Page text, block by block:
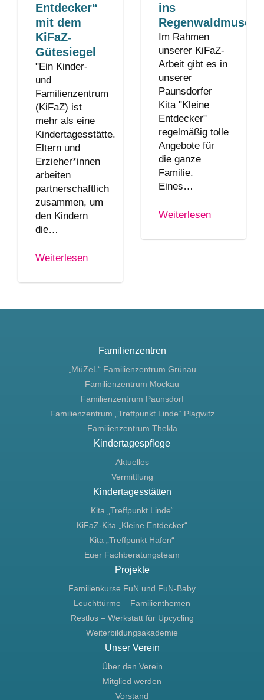
Entdecker“
mit dem
KiFaZ-
Gütesiegel
"Ein Kinder-
und
Familienzentrum
(KiFaZ) ist
mehr als eine
Kindertagesstätte.
Eltern und
Erzieher*innen
arbeiten
partnerschaftlich
zusammen, um
den Kindern
die…
Weiterlesen
ins
Im Rahmen
unserer KiFaZ-
Arbeit gibt es in
unserer
Paunsdorfer
Kita "Kleine
Entdecker"
regelmäßig tolle
Angebote für
die ganze
Familie.
Eines…
Weiterlesen
Familienzentren
„MüZeL“ Familienzentrum Grünau
Familienzentrum Mockau
Familienzentrum Paunsdorf
Familienzentrum „Treffpunkt Linde“ Plagwitz
Familienzentrum Thekla
Kindertagespflege
Aktuelles
Vermittlung
Kindertagesstätten
Kita „Treffpunkt Linde“
KiFaZ-Kita „Kleine Entdecker“
Kita „Treffpunkt Hafen“
Euer Fachberatungsteam
Projekte
Familienkurse FuN und FuN-Baby
Leuchttürme – Familienthemen
Restlos – Werkstatt für Upcycling
Weiterbildungsakademie
Unser Verein
Über den Verein
Mitglied werden
Vorstand